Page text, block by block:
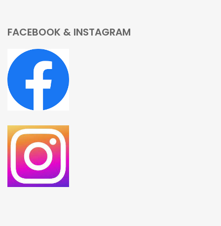
FACEBOOK & INSTAGRAM